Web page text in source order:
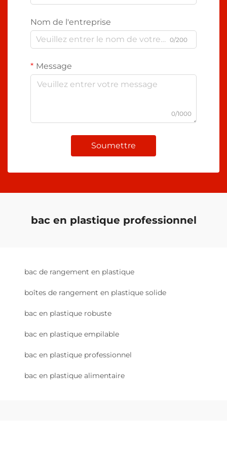
Nom de l'entreprise
0/200
Message
0/1000
Soumettre
bac en plastique professionnel
bac de rangement en plastique
boîtes de rangement en plastique solide
bac en plastique robuste
bac en plastique empilable
bac en plastique professionnel
bac en plastique alimentaire